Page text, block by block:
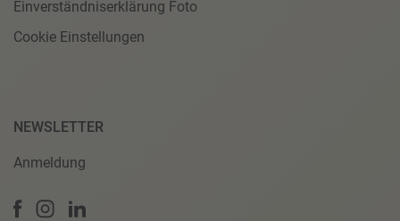
Einverständniserklärung Foto
Cookie Einstellungen
NEWSLETTER
Anmeldung